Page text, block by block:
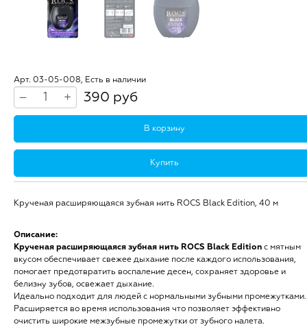
Арт. 03-05-008, Есть в наличии
– + 390 руб
В корзину
Купить
Крученая расширяющаяся зубная нить ROCS Black Edition, 40 м
Описание:
Крученая расширяющаяся зубная нить ROCS Black Edition с мятным
вкусом обеспечивает свежее дыхание после каждого использования,
помогает предотвратить воспаление десен, сохраняет здоровье и
белизну зубов, освежает дыхание.
Идеально подходит для людей с нормальными зубными промежутками.
Расширяется во время использования что позволяет эффективно
очистить широкие межзубные промежутки от зубного налета.